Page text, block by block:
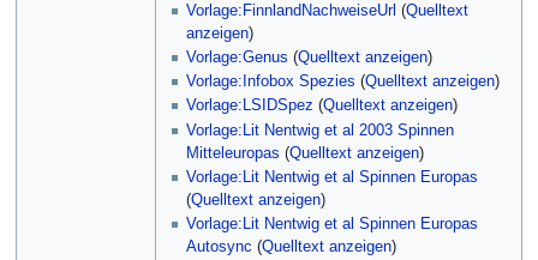
Vorlage:FinnlandNachweiseUrl (Quelltext
anzeigen)
Vorlage:Genus (Quelltext anzeigen)
Vorlage:Infobox Spezies (Quelltext anzeigen)
Vorlage:LSIDSpez (Quelltext anzeigen)
Vorlage:Lit Nentwig et al 2003 Spinnen
Mitteleuropas (Quelltext anzeigen)
Vorlage:Lit Nentwig et al Spinnen Europas
(Quelltext anzeigen)
Vorlage:Lit Nentwig et al Spinnen Europas
Autosync (Quelltext anzeigen)